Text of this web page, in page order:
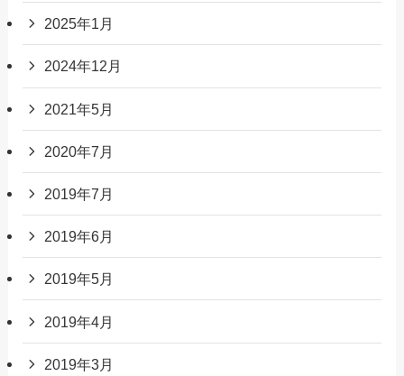
2025年1月
2024年12月
2021年5月
2020年7月
2019年7月
2019年6月
2019年5月
2019年4月
2019年3月